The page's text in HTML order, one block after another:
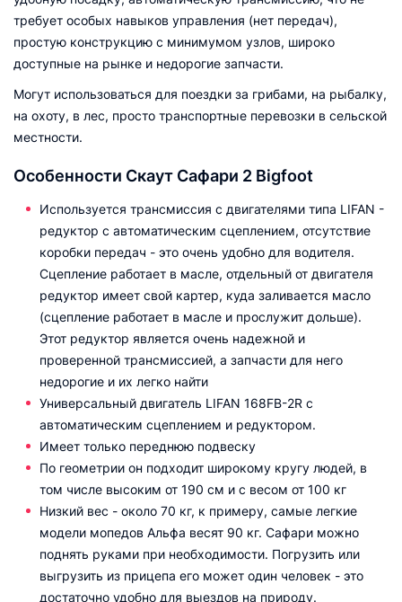
требует особых навыков управления (нет передач),
простую конструкцию с минимумом узлов, широко
доступные на рынке и недорогие запчасти.
Могут использоваться для поездки за грибами, на рыбалку,
на охоту, в лес, просто транспортные перевозки в сельской
местности.
Особенности Скаут Сафари 2 Bigfoot
Используется трансмиссия с двигателями типа LIFAN -
редуктор с автоматическим сцеплением, отсутствие
коробки передач - это очень удобно для водителя.
Сцепление работает в масле, отдельный от двигателя
редуктор имеет свой картер, куда заливается масло
(сцепление работает в масле и прослужит дольше).
Этот редуктор является очень надежной и
проверенной трансмиссией, а запчасти для него
недорогие и их легко найти
Универсальный двигатель LIFAN 168FB-2R с
автоматическим сцеплением и редуктором.
Имеет только переднюю подвеску
По геометрии он подходит широкому кругу людей, в
том числе высоким от 190 см и с весом от 100 кг
Низкий вес - около 70 кг, к примеру, самые легкие
модели мопедов Альфа весят 90 кг. Сафари можно
поднять руками при необходимости. Погрузить или
выгрузить из прицепа его может один человек - это
достаточно удобно для выездов на природу.